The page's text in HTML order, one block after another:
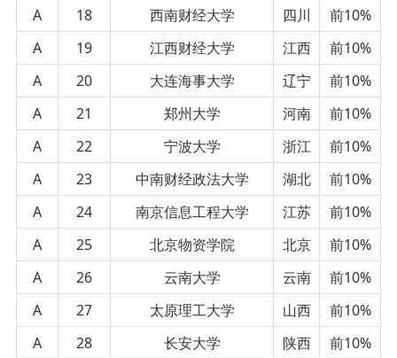
A
18 西南财经大学 四川
前10%
A
19 江西财经大学 江西
前10%
A
20 大连海事大学 辽宁
前10%
A
21 郑州大学 河南
前10%
A
22 宁波大学 浙江
前10%
A
23 中南财经政法大学 湖北
前10%
A
24 南京信息工程大学 江苏
前10%
A
25 北京物资学院 北京
前10%
A
26 云南大学 云南
前10%
A
27 太原理工大学 山西
前10%
A
28 长安大学 陕西
前10%